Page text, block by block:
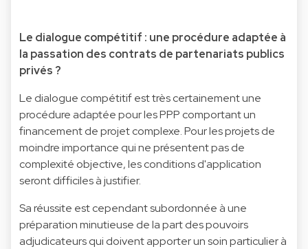
Le dialogue compétitif : une procédure adaptée à
la passation des contrats de partenariats publics
privés ?
Le dialogue compétitif est très certainement une
procédure adaptée pour les PPP comportant un
financement de projet complexe. Pour les projets de
moindre importance qui ne présentent pas de
complexité objective, les conditions d'application
seront difficiles à justifier.
Sa réussite est cependant subordonnée à une
préparation minutieuse de la part des pouvoirs
adjudicateurs qui doivent apporter un soin particulier à